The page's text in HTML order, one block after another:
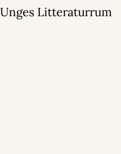
Unges Litteraturrum